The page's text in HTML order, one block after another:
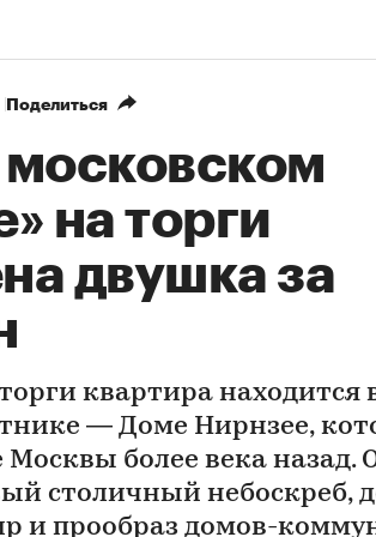
Поделиться
на торги
двушка за
квартира находится
— Доме Нирнзее,
Москвы более века назад.
столичный небоскреб,
и прообраз домов-